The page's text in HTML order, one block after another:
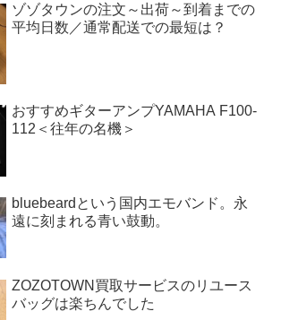
ゾゾタウンの注文～出荷～到着までの
平均日数／通常配送での最短は？
おすすめギターアンプYAMAHA F100-
112＜往年の名機＞
bluebeardという国内エモバンド。永
遠に刻まれる青い鼓動。
ZOZOTOWN買取サービスのリユース
バッグは楽ちんでした